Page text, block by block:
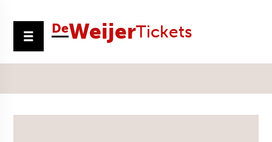
DeWeijerTickets